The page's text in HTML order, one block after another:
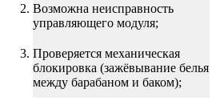
Возможна неисправность
управляющего модуля;
Проверяется механическая
блокировка (зажёвывание белья
между барабаном и баком);